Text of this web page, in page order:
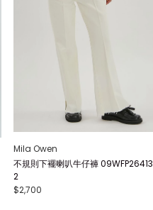
Mila Owen
不規則下襬喇叭牛仔褲 09WFP26413
2
$2,700